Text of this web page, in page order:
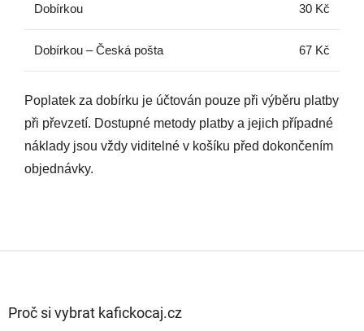
Dobírkou 30 Kč
Dobírkou – Česká pošta 67 Kč
Poplatek za dobírku je účtován pouze při výběru platby
při převzetí. Dostupné metody platby a jejich případné
náklady jsou vždy viditelné v košíku před dokončením
objednávky.
Proč si vybrat kafickocaj.cz